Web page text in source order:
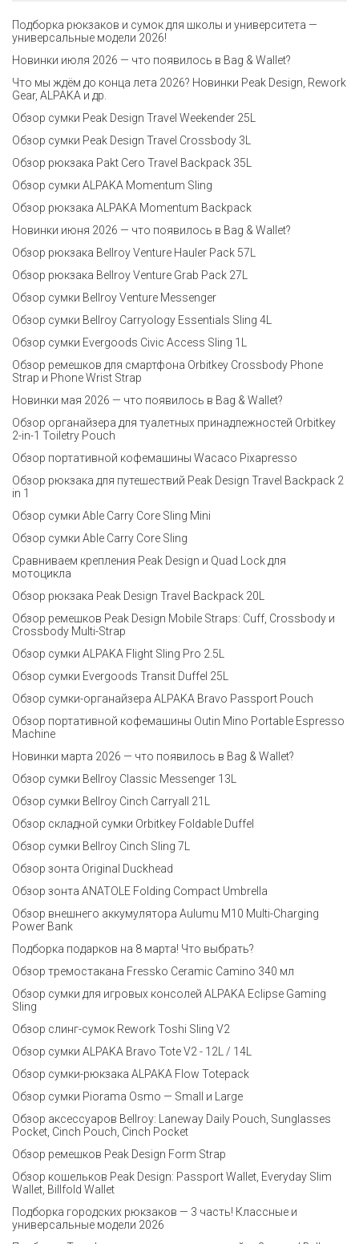
Подборка рюкзаков и сумок для школы и университета —
универсальные модели 2026!
Новинки июля 2026 — что появилось в Bag & Wallet?
Что мы ждём до конца лета 2026? Новинки Peak Design, Rework
Gear, ALPAKA и др.
Обзор сумки Peak Design Travel Weekender 25L
Обзор сумки Peak Design Travel Crossbody 3L
Обзор рюкзака Pakt Cero Travel Backpack 35L
Обзор сумки ALPAKA Momentum Sling
Обзор рюкзака ALPAKA Momentum Backpack
Новинки июня 2026 — что появилось в Bag & Wallet?
Обзор рюкзака Bellroy Venture Hauler Pack 57L
Обзор рюкзака Bellroy Venture Grab Pack 27L
Обзор сумки Bellroy Venture Messenger
Обзор сумки Bellroy Carryology Essentials Sling 4L
Обзор сумки Evergoods Civic Access Sling 1L
Обзор ремешков для смартфона Orbitkey Crossbody Phone
Strap и Phone Wrist Strap
Новинки мая 2026 — что появилось в Bag & Wallet?
Обзор органайзера для туалетных принадлежностей Orbitkey
2-in-1 Toiletry Pouch
Обзор портативной кофемашины Wacaco Pixapresso
Обзор рюкзака для путешествий Peak Design Travel Backpack 2
in 1
Обзор сумки Able Carry Core Sling Mini
Обзор сумки Able Carry Core Sling
Сравниваем крепления Peak Design и Quad Lock для
мотоцикла
Обзор рюкзака Peak Design Travel Backpack 20L
Обзор ремешков Peak Design Mobile Straps: Cuff, Crossbody и
Crossbody Multi-Strap
Обзор сумки ALPAKA Flight Sling Pro 2.5L
Обзор сумки Evergoods Transit Duffel 25L
Обзор сумки-органайзера ALPAKA Bravo Passport Pouch
Обзор портативной кофемашины Outin Mino Portable Espresso
Machine
Новинки марта 2026 — что появилось в Bag & Wallet?
Обзор сумки Bellroy Classic Messenger 13L
Обзор сумки Bellroy Cinch Carryall 21L
Обзор складной сумки Orbitkey Foldable Duffel
Обзор сумки Bellroy Cinch Sling 7L
Обзор зонта Original Duckhead
Обзор зонта ANATOLE Folding Compact Umbrella
Обзор внешнего аккумулятора Aulumu M10 Multi-Charging
Power Bank
Подборка подарков на 8 марта! Что выбрать?
Обзор тремостакана Fressko Ceramic Camino 340 мл
Обзор сумки для игровых консолей ALPAKA Eclipse Gaming
Sling
Обзор слинг-сумок Rework Toshi Sling V2
Обзор сумки ALPAKA Bravo Tote V2 - 12L / 14L
Обзор сумки-рюкзака ALPAKA Flow Totepack
Обзор сумки Piorama Osmo — Small и Large
Обзор аксессуаров Bellroy: Laneway Daily Pouch, Sunglasses
Pocket, Cinch Pouch, Cinch Pocket
Обзор ремешков Peak Design Form Strap
Обзор кошельков Peak Design: Passport Wallet, Everyday Slim
Wallet, Billfold Wallet
Подборка городских рюкзаков — 3 часть! Классные и
универсальные модели 2026